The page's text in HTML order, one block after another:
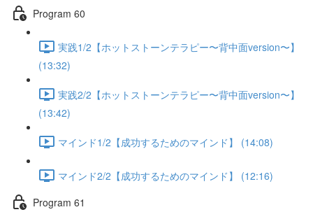
Program 60
実践1/2【ホットストーンテラピー〜背中面version〜】
(13:32)
実践2/2【ホットストーンテラピー〜背中面version〜】
(13:42)
マインド1/2【成功するためのマインド】 (14:08)
マインド2/2【成功するためのマインド】 (12:16)
Program 61